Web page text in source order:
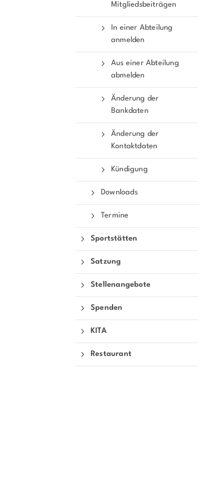
Mitgliedsbeiträgen
In einer Abteilung
anmelden
Aus einer Abteilung
abmelden
Änderung der
Bankdaten
Änderung der
Kontaktdaten
Kündigung
Downloads
Termine
Sportstätten
Satzung
Stellenangebote
Spenden
KITA
Restaurant
Quicklinks
Sportangebote finden
Unser Sportangebot
Ausfälle und Vertretungen
Deutsches Sportabzeichen